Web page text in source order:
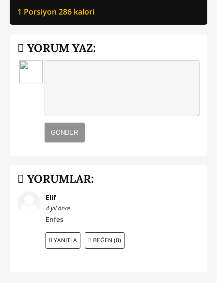
1 Porsiyon 286 kalori
YORUM YAZ:
GÖNDER
YORUMLAR:
Elif
4 yıl önce
Enfes
YANITLA BEĞEN (0)